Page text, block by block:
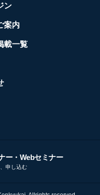
ン
案内
載一覧
ー・Webセミナー
申し込む